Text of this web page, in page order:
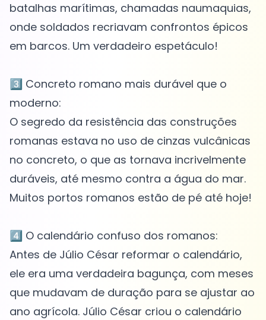
batalhas marítimas, chamadas naumaquias,
onde soldados recriavam confrontos épicos
em barcos. Um verdadeiro espetáculo!
3️⃣ Concreto romano mais durável que o
moderno:
O segredo da resistência das construções
romanas estava no uso de cinzas vulcânicas
no concreto, o que as tornava incrivelmente
duráveis, até mesmo contra a água do mar.
Muitos portos romanos estão de pé até hoje!
4️⃣ O calendário confuso dos romanos:
Antes de Júlio César reformar o calendário,
ele era uma verdadeira bagunça, com meses
que mudavam de duração para se ajustar ao
ano agrícola. Júlio César criou o calendário